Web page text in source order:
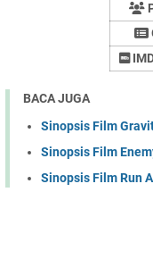
BACA JUGA
Sinopsis Film
Sinopsis Film
Sinopsis Film Run